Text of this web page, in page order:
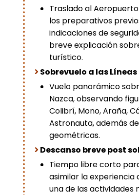
Traslado al
los preparativos
indicaciones de
breve explicación
turístico.
Sobrevuelo a las
Vuelo panorámico
Nazca, observando
Colibrí, Mono, Araña,
Astronauta, además
geométricas.
Descanso breve post
Tiempo libre corto
asimilar la experiencia
una de las actividades